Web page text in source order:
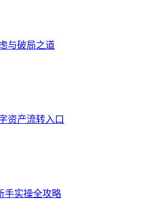
与破局之道
资产流转入口
手实操全攻略